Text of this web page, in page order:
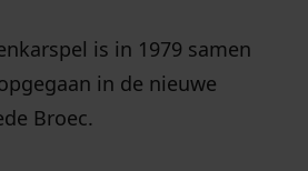
is in 1979 samen
in de nieuwe
Broec.